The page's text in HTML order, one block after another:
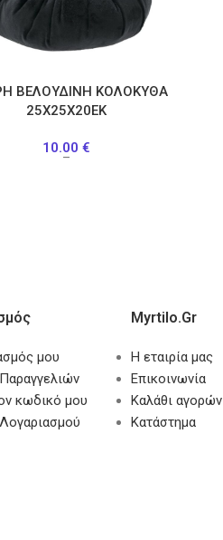
ΒΕΛΟΥΔΙΝΗ ΚΟΛΟΚΥΘΑ
25Χ25Χ20ΕΚ
10.00€
–
μου
κωδικό μου
Myrtilo.gr
Η εταιρία μας
Επικοινωνία
Καλάθι αγορών
Κατάστημα